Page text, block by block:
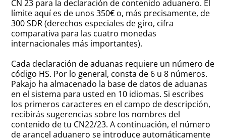
CN 23 para la declaración de contenido aduanero. El
límite aquí es de unos 350€ o, más precisamente, de
300 SDR (derechos especiales de giro, cifra
comparativa para las cuatro monedas
internacionales más importantes).
Cada declaración de aduanas requiere un número de
código HS. Por lo general, consta de 6 u 8 números.
Pakajo ha almacenado la base de datos de aduanas
en el sistema para usted en 10 idiomas. Si escribes
los primeros caracteres en el campo de descripción,
recibirás sugerencias sobre los nombres del
contenido de tu CN22/23. A continuación, el número
de arancel aduanero se introduce automáticamente